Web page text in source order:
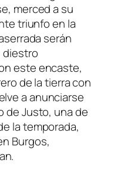
merced a su
triunfo en la
serán
diestro
este encaste,
de la tierra con
a anunciarse
de Justo, una de
la temporada,
Burgos,